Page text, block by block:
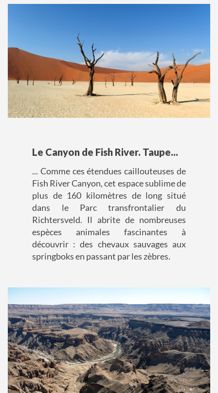
Le Canyon de Fish River. Taupe...
... Comme ces étendues caillouteuses de
Fish River Canyon, cet espace sublime de
plus de 160 kilomètres de long situé
dans le Parc transfrontalier du
Richtersveld. Il abrite de nombreuses
espèces animales fascinantes à
découvrir : des chevaux sauvages aux
springboks en passant par les zèbres.